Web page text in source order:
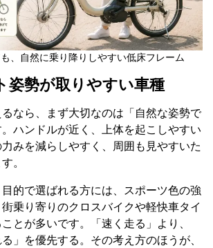
、自然に乗り降りしやすい低床フレーム
姿勢が取りやすい車種
なら、まず大切なのは「自然な姿勢で
ハンドルが近く、上体を起こしやすい
みを減らしやすく、周囲も見やすいた
。
的で選ばれる方には、スポーツ色の強
乗り寄りのクロスバイクや軽快車タイ
とが多いです。「速く走る」より、
る」を優先する。その考え方のほうが、